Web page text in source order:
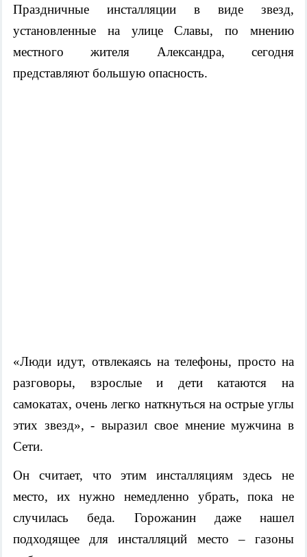
Праздничные инсталляции в виде звезд,
установленные на улице Славы, по мнению
местного жителя Александра, сегодня
представляют большую опасность.
«Люди идут, отвлекаясь на телефоны, просто на
разговоры, взрослые и дети катаются на
самокатах, очень легко наткнуться на острые углы
этих звезд», - выразил свое мнение мужчина в
Сети.
Он считает, что этим инсталляциям здесь не
место, их нужно немедленно убрать, пока не
случилась беда. Горожанин даже нашел
подходящее для инсталляций место – газоны